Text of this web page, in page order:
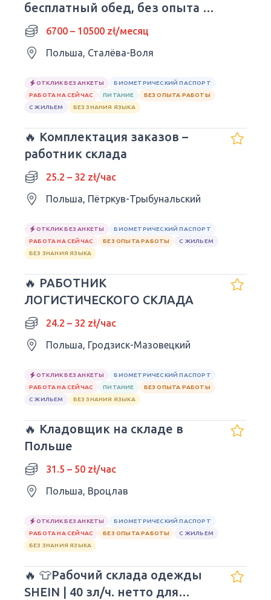
бесплатный обед, без опыта и
языка.6700 – 10500 zł/месяц
Польша, Сталёва-Воля
ОТКЛИК БЕЗ АНКЕТЫ
БИОМЕТРИЧЕСКИЙ ПАСПОРТ
РАБОТА НА СЕЙЧАС
ПИТАНИЕ
БЕЗ ОПЫТА РАБОТЫ
С ЖИЛЬЕМ
БЕЗ ЗНАНИЯ ЯЗЫКА
🔥 Комплектация заказов –
работник склада
25.2 – 32 zł/час
Польша, Пётркув-Трыбунальский
ОТКЛИК БЕЗ АНКЕТЫ
БИОМЕТРИЧЕСКИЙ ПАСПОРТ
РАБОТА НА СЕЙЧАС
БЕЗ ОПЫТА РАБОТЫ
С ЖИЛЬЕМ
БЕЗ ЗНАНИЯ ЯЗЫКА
🔥 РАБОТНИК
ЛОГИСТИЧЕСКОГО СКЛАДА
24.2 – 32 zł/час
Польша, Гродзиск-Мазовецкий
ОТКЛИК БЕЗ АНКЕТЫ
БИОМЕТРИЧЕСКИЙ ПАСПОРТ
РАБОТА НА СЕЙЧАС
ПИТАНИЕ
БЕЗ ОПЫТА РАБОТЫ
С ЖИЛЬЕМ
БЕЗ ЗНАНИЯ ЯЗЫКА
🔥 Кладовщик на складе в
Польше
31.5 – 50 zł/час
Польша, Вроцлав
ОТКЛИК БЕЗ АНКЕТЫ
БИОМЕТРИЧЕСКИЙ ПАСПОРТ
РАБОТА НА СЕЙЧАС
БЕЗ ОПЫТА РАБОТЫ
С ЖИЛЬЕМ
БЕЗ ЗНАНИЯ ЯЗЫКА
🔥 👕Рабочий склада одежды
SHEIN | 40 зл/ч. нетто для